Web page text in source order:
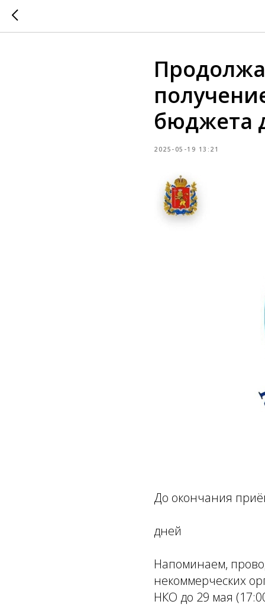
бюджета
2025-05-19 13:21
До окончания
дней
Напоминаем,
некоммерческих
НКО до 29 мая